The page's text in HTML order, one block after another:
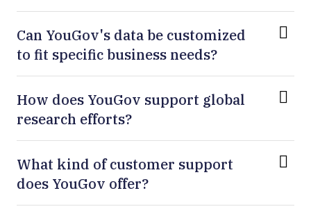
Can YouGov's data be customized
to fit specific business needs?
How does YouGov support global
research efforts?
What kind of customer support
does YouGov offer?